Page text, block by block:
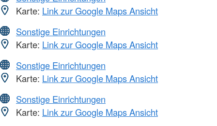
Karte: Link zur Google Maps Ansicht
Sonstige Einrichtungen
Karte: Link zur Google Maps Ansicht
Sonstige Einrichtungen
Karte: Link zur Google Maps Ansicht
Sonstige Einrichtungen
Karte: Link zur Google Maps Ansicht